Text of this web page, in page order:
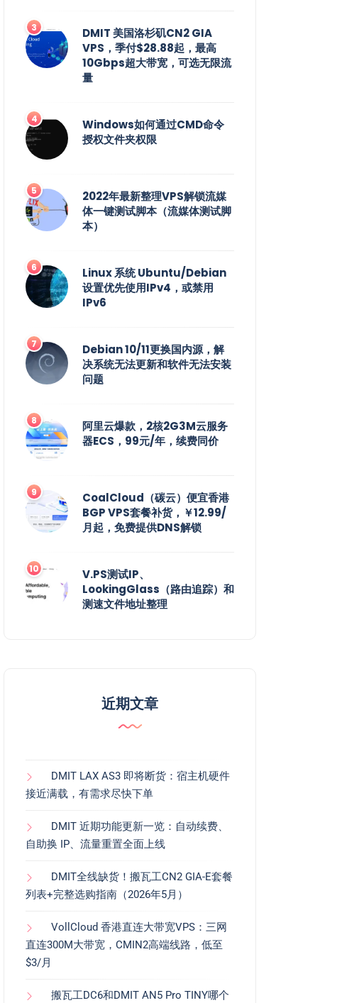
DMIT 美国洛杉矶CN2 GIA
VPS，季付$28.88起，最高
10Gbps超大带宽，可选无限流
量
Windows如何通过CMD命令
授权文件夹权限
2022年最新整理VPS解锁流媒
体一键测试脚本（流媒体测试脚
本）
Linux 系统 Ubuntu/Debian
设置优先使用IPv4，或禁用
IPv6
Debian 10/11更换国内源，解
决系统无法更新和软件无法安装
问题
阿里云爆款，2核2G3M云服务
器ECS，99元/年，续费同价
CoalCloud（碳云）便宜香港
BGP VPS套餐补货，￥12.99/
月起，免费提供DNS解锁
V.PS测试IP、
LookingGlass（路由追踪）和
测速文件地址整理
近期文章
DMIT LAX AS3 即将断货：宿主机硬件
接近满载，有需求尽快下单
DMIT 近期功能更新一览：自动续费、
自助换 IP、流量重置全面上线
DMIT全线缺货！搬瓦工CN2 GIA-E套餐
列表+完整选购指南（2026年5月）
VollCloud 香港直连大带宽VPS：三网
直连300M大带宽，CMIN2高端线路，低至
$3/月
搬瓦工DC6和DMIT AN5 Pro TINY哪个